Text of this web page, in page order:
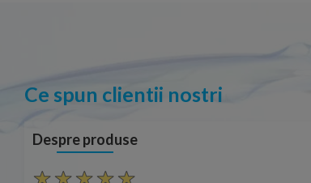
Ce spun clientii nostri
Despre produse